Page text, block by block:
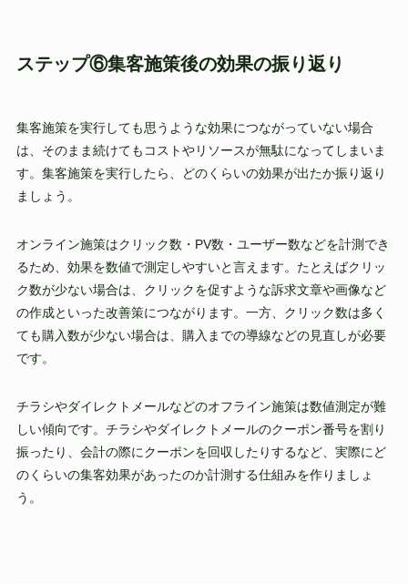
ステップ⑥集客施策後の効果の振り返り
集客施策を実行しても思うような効果につながっていない場合
は、そのまま続けてもコストやリソースが無駄になってしまいま
す。集客施策を実行したら、どのくらいの効果が出たか振り返り
ましょう。
オンライン施策はクリック数・PV数・ユーザー数などを計測でき
るため、効果を数値で測定しやすいと言えます。たとえばクリッ
ク数が少ない場合は、クリックを促すような訴求文章や画像など
の作成といった改善策につながります。一方、クリック数は多く
ても購入数が少ない場合は、購入までの導線などの見直しが必要
です。
チラシやダイレクトメールなどのオフライン施策は数値測定が難
しい傾向です。チラシやダイレクトメールのクーポン番号を割り
振ったり、会計の際にクーポンを回収したりするなど、実際にど
のくらいの集客効果があったのか計測する仕組みを作りましょ
う。